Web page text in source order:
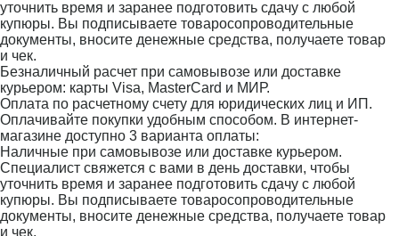
уточнить время и заранее подготовить сдачу с любой
купюры. Вы подписываете товаросопроводительные
документы, вносите денежные средства, получаете товар
и чек.
Безналичный расчет при самовывозе или доставке
курьером: карты Visa, MasterCard и МИР.
Оплата по расчетному счету для юридических лиц и ИП.
Оплачивайте покупки удобным способом. В интернет-
магазине доступно 3 варианта оплаты:
Наличные при самовывозе или доставке курьером.
Специалист свяжется с вами в день доставки, чтобы
уточнить время и заранее подготовить сдачу с любой
купюры. Вы подписываете товаросопроводительные
документы, вносите денежные средства, получаете товар
и чек.